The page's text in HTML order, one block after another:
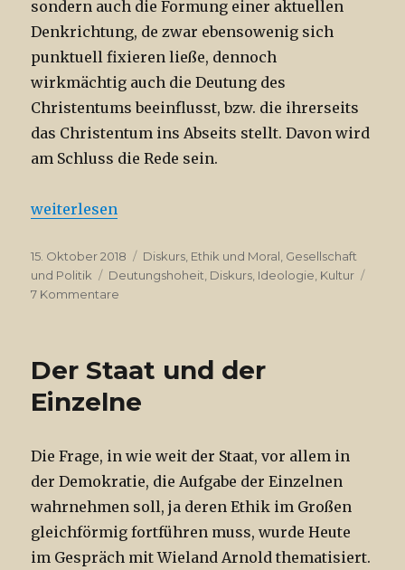
sondern auch die Formung einer aktuellen
Denkrichtung, de zwar ebensowenig sich
punktuell fixieren ließe, dennoch
wirkmächtig auch die Deutung des
Christentums beeinflusst, bzw. die ihrerseits
das Christentum ins Abseits stellt. Davon wird
am Schluss die Rede sein.
„Christentum und AfD“
weiterlesen
Veröffentlicht
am
15. Oktober 2018 Kategorien
Diskurs, Ethik und Moral, Gesellschaft
und Politik
Schlagwörter
Deutungshoheit, Diskurs, Ideologie, Kultur
7 Kommentare
Der Staat und der
Einzelne
Die Frage, in wie weit der Staat, vor allem in
der Demokratie, die Aufgabe der Einzelnen
wahrnehmen soll, ja deren Ethik im Großen
gleichförmig fortführen muss, wurde Heute
im Gespräch mit Wieland Arnold thematisiert.